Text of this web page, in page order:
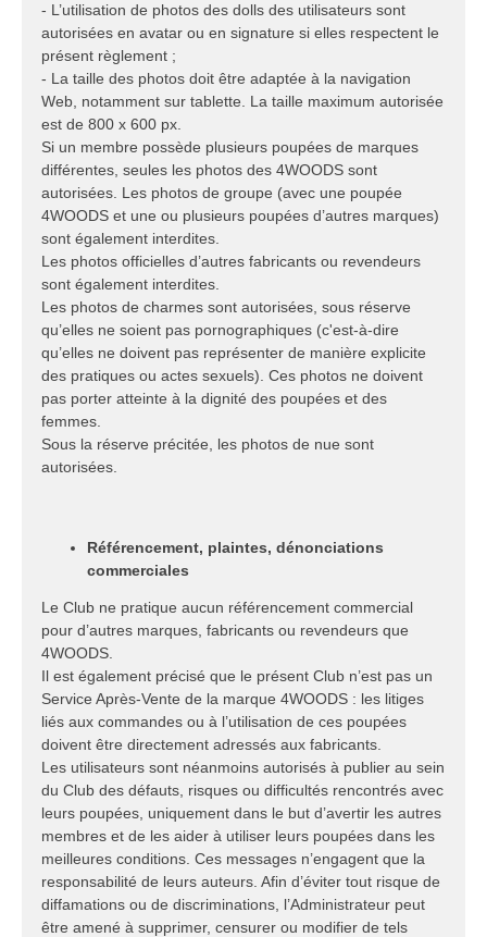
- L’utilisation de photos des dolls des utilisateurs sont
autorisées en avatar ou en signature si elles respectent le
présent règlement ;
- La taille des photos doit être adaptée à la navigation
Web, notamment sur tablette. La taille maximum autorisée
est de 800 x 600 px.
Si un membre possède plusieurs poupées de marques
différentes, seules les photos des 4WOODS sont
autorisées. Les photos de groupe (avec une poupée
4WOODS et une ou plusieurs poupées d’autres marques)
sont également interdites.
Les photos officielles d’autres fabricants ou revendeurs
sont également interdites.
Les photos de charmes sont autorisées, sous réserve
qu’elles ne soient pas pornographiques (c'est-à-dire
qu’elles ne doivent pas représenter de manière explicite
des pratiques ou actes sexuels). Ces photos ne doivent
pas porter atteinte à la dignité des poupées et des
femmes.
Sous la réserve précitée, les photos de nue sont
autorisées.
Référencement, plaintes, dénonciations
commerciales
Le Club ne pratique aucun référencement commercial
pour d’autres marques, fabricants ou revendeurs que
4WOODS.
Il est également précisé que le présent Club n’est pas un
Service Après-Vente de la marque 4WOODS : les litiges
liés aux commandes ou à l’utilisation de ces poupées
doivent être directement adressés aux fabricants.
Les utilisateurs sont néanmoins autorisés à publier au sein
du Club des défauts, risques ou difficultés rencontrés avec
leurs poupées, uniquement dans le but d’avertir les autres
membres et de les aider à utiliser leurs poupées dans les
meilleures conditions. Ces messages n’engagent que la
responsabilité de leurs auteurs. Afin d’éviter tout risque de
diffamations ou de discriminations, l’Administrateur peut
être amené à supprimer, censurer ou modifier de tels